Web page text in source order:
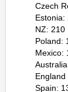
Czech
Estonia:
NZ: 210
Poland:
Mexico:
England
Spain: